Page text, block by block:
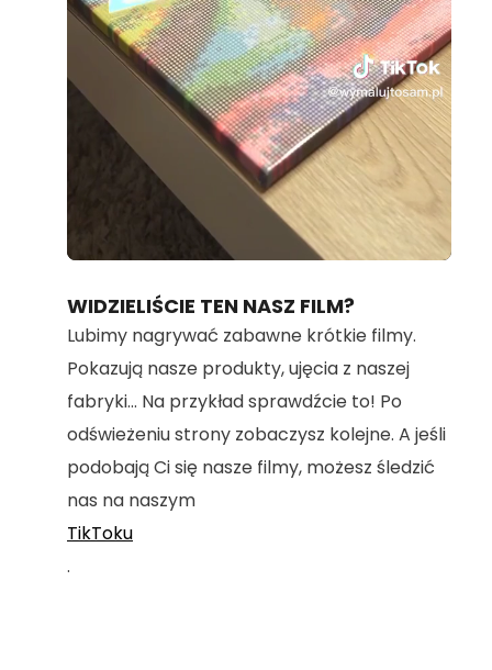
95.73%
WIDZIELIŚCIE TEN NASZ FILM?
Lubimy nagrywać zabawne krótkie filmy.
Pokazują nasze produkty, ujęcia z naszej
fabryki... Na przykład sprawdźcie to! Po
odświeżeniu strony zobaczysz kolejne. A jeśli
podobają Ci się nasze filmy, możesz śledzić
nas na naszym
TikToku
.